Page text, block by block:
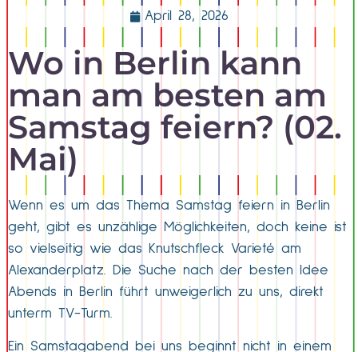
April 28, 2026
Wo in Berlin kann
man am besten am
Samstag feiern? (02.
Mai)
Wenn es um das Thema Samstag feiern in Berlin
geht, gibt es unzählige Möglichkeiten, doch keine ist
so vielseitig wie das Knutschfleck Varieté am
Alexanderplatz. Die Suche nach der besten Idee
Abends in Berlin führt unweigerlich zu uns, direkt
unterm TV-Turm.
Ein Samstagabend bei uns beginnt nicht in einem